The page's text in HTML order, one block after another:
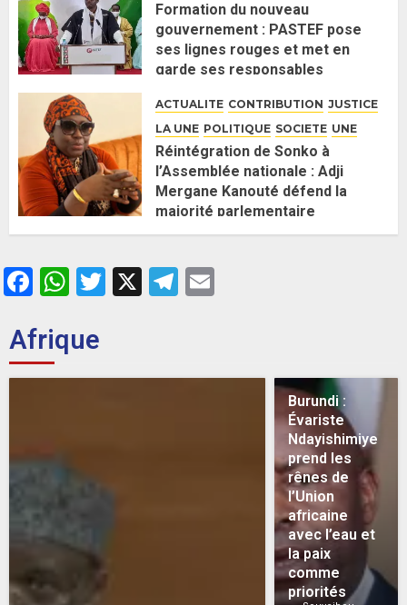
Formation du nouveau
gouvernement : PASTEF pose
ses lignes rouges et met en
garde ses responsables
ACTUALITE CONTRIBUTION JUSTICE
LA UNE POLITIQUE SOCIETE UNE
Réintégration de Sonko à
l’Assemblée nationale : Adji
Mergane Kanouté défend la
majorité parlementaire
26 MAI 2026 0
Facebook
WhatsApp
Twitter
X Telegram
Afrique
Burundi :
Évariste
Ndayishimiye
prend les
rênes de
l’Union
africaine
avec l’eau et
la paix
comme
priorités